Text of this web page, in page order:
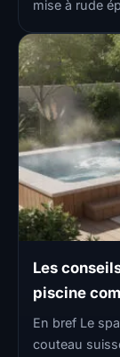
mise à rude
Les
piscine
En bref Le
couteau